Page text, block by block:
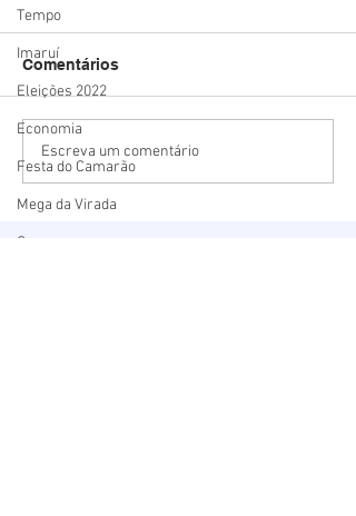
Tempo
Imaruí
Eleições 2022
Economia
Festa do Camarão
Mega da Virada
Segurança
Estado mais seguro do
país: Santa Catarina
registra menor número
Comentários
Escreva um comentário